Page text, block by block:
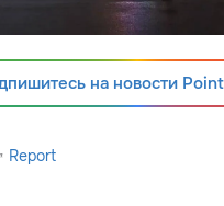
на новости
Report